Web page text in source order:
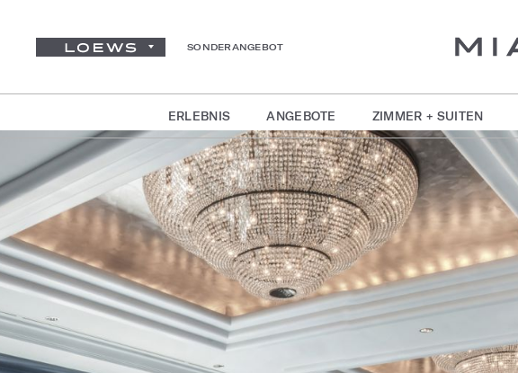
SONDERANGEBOT
ERLEBNIS ANGEBOTE ZIMMER + SUITEN